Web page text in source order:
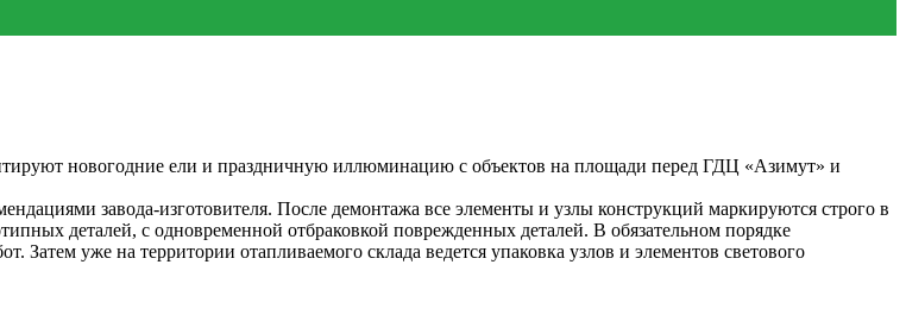
новогодние ели и праздничную иллюминацию с объектов на площади перед ГДЦ «Азимут» и
завода-изготовителя. После демонтажа все элементы и узлы конструкций маркируются строго в
деталей, с одновременной отбраковкой поврежденных деталей. В обязательном порядке
Затем уже на территории отапливаемого склада ведется упаковка узлов и элементов светового